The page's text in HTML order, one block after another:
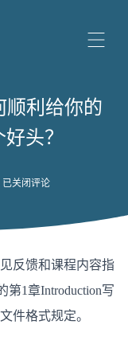
顺利给你的
头？
毕
开
如
顺
已关闭评论
反馈和课程内容指
第1章Introduction写
件格式规定。